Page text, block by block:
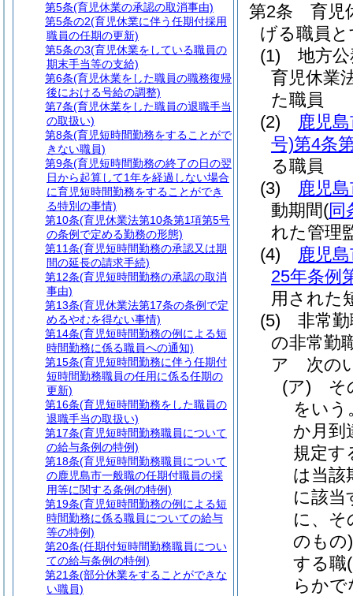
第2条
育児
げる職員
(1)
地方
育児休業
た職員
(2)
鹿児
号)第4条
る職員
(3)
鹿児
動期間(同
れた管理
(4)
鹿児
25年条例
用された
(5)
非常
の非常勤
ア
次の
(ア)
そ
をいう
か月到
規定す
は当該
に該当
に、そ
のもの)
する職
らかで
第5条(育児休業の承認の取消事由)
第5条の2(育児休業に伴う任期付採用
職員の任期の更新)
第5条の3(育児休業をしている職員の
期末手当等の支給)
第6条(育児休業をした職員の職務復帰
後における号給の調整)
第7条(育児休業をした職員の退職手当
の取扱い)
第8条(育児短時間勤務をすることがで
きない職員)
第9条(育児短時間勤務の終了の日の翌
日から起算して1年を経過しない場合
に育児短時間勤務をすることができ
る特別の事情)
第10条(育児休業法第10条第1項第5号
の条例で定める勤務の形態)
第11条(育児短時間勤務の承認又は期
間の延長の請求手続)
第12条(育児短時間勤務の承認の取消
事由)
第13条(育児休業法第17条の条例で定
めるやむを得ない事情)
第14条(育児短時間勤務の例による短
時間勤務に係る職員への通知)
第15条(育児短時間勤務に伴う任期付
短時間勤務職員の任用に係る任期の
更新)
第16条(育児短時間勤務をした職員の
退職手当の取扱い)
第17条(育児短時間勤務職員について
の給与条例の特例)
第18条(育児短時間勤務職員について
の鹿児島市一般職の任期付職員の採
用等に関する条例の特例)
第19条(育児短時間勤務の例による短
時間勤務に係る職員についての給与
等の特例)
第20条(任期付短時間勤務職員につい
ての給与条例の特例)
第21条(部分休業をすることができな
い職員)